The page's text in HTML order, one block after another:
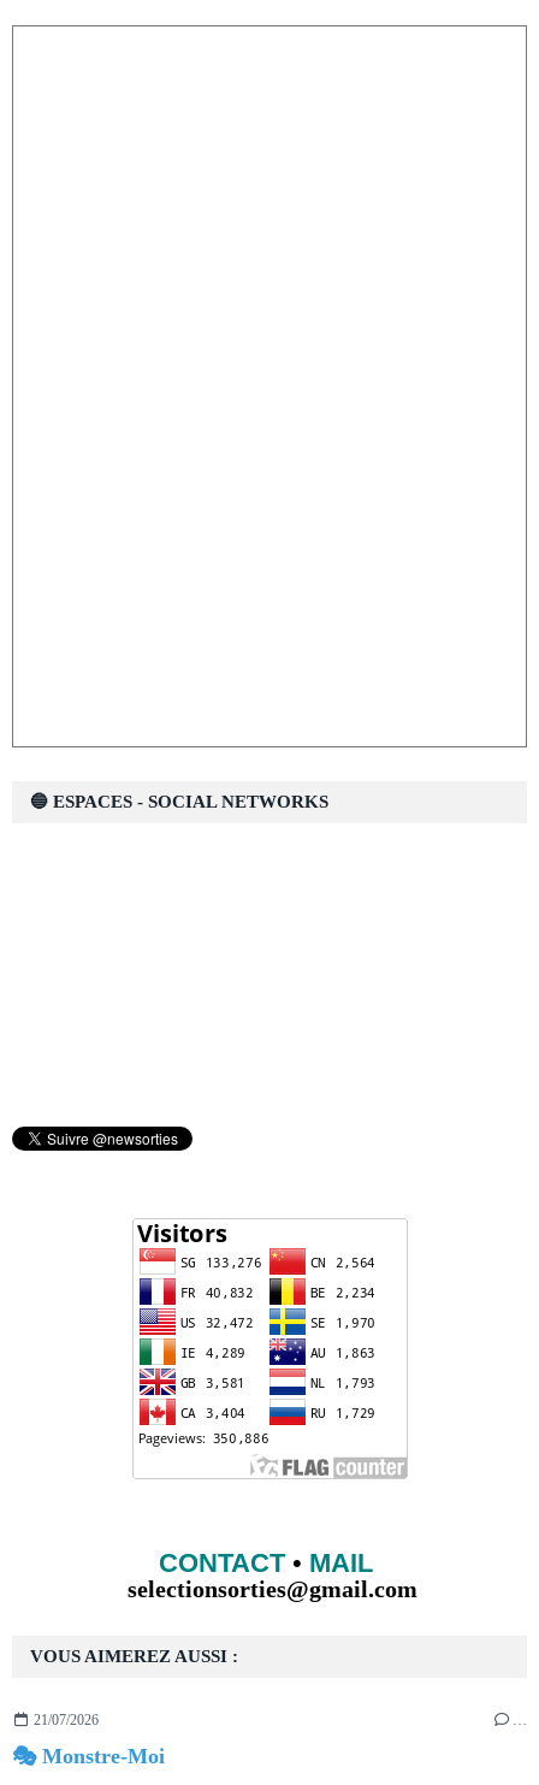
VOUS AIMEREZ AUSSI :
21/07/2026 …
🎭 Monstre-Moi
🔵 ESPACES - SOCIAL NETWORKS
CONTACT• MAIL
selectionsorties@gmail.com